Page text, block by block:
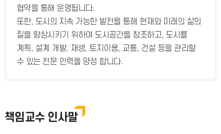
협약을 통해 운영됩니다.
또한, 도시의 지속 가능한 발전을 통해 현재와 미래의 삶의
질을 향상시키기 위하여 도시공간을 창조하고, 도시를
계획, 설계 개발, 재생, 토지이용, 교통, 건설 등을 관리할
수 있는 전문 인력을 양성 합니다.
책임교수 인사말